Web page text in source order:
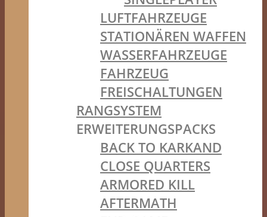
LUFTFAHRZEUGE
STATIONÄREN WAFFEN
WASSERFAHRZEUGE
FAHRZEUG
FREISCHALTUNGEN
RANGSYSTEM
ERWEITERUNGSPACKS
BACK TO KARKAND
CLOSE QUARTERS
ARMORED KILL
AFTERMATH